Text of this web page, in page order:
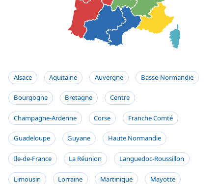
Alsace Aquitaine Auvergne Basse-Normandie
Bourgogne Bretagne Centre
Champagne-Ardenne Corse Franche Comté
Guadeloupe Guyane Haute Normandie
Ile-de-France La Réunion Languedoc-Roussillon
Limousin Lorraine Martinique Mayotte